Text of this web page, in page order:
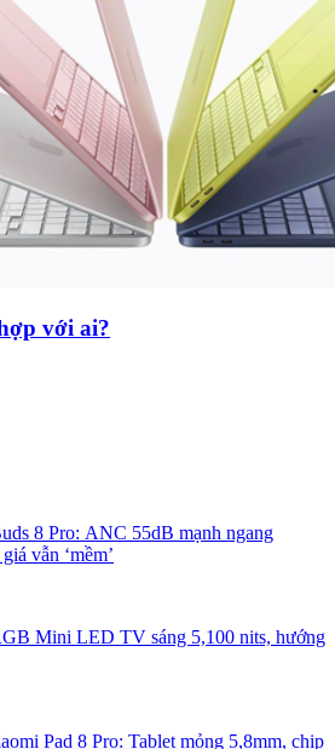
với ai?
8 Pro: ANC 55dB mạnh ngang
vẫn ‘mềm’
Mini LED TV sáng 5,100 nits, hướng
Pad 8 Pro: Tablet mỏng 5,8mm, chip